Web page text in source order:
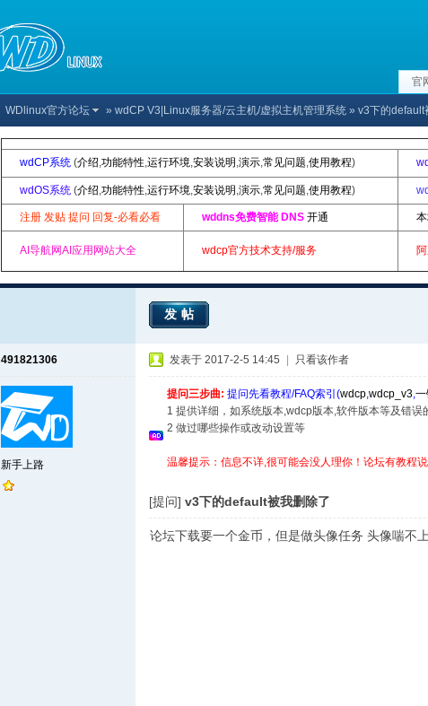
官
WDlinux官方论坛 » wdCP V3|Linux服务器/云主机/虚拟主机管理系统 » v3下的default
wdCP系统 (介绍,功能特性,运行环境,安装说明 ,演示,常见问题,使用教程)
wdOS系统 (介绍,功能特性,运行环境,安装说明 ,演示,常见问题,使用教程)
注册 发贴 提问 回复-必看必看 wddns免费智能 DNS 开通
AI导航网AI应用网站大全 wdcp官方技术支持/服务
发帖
491821306
新手上路
发表于 2017-2-5 14:45 只看该作者
提问三步曲: 提问先看教程/FAQ索引(wdcp,wdcp_v3,
1 提供详细，如系统版本,wdcp版本,软件版本等及错
2 做过哪些操作或改动设置等
温馨提示：信息不详,很可能会没人理你！论坛有教程
[提问] v3下的default被我删除了
论坛下载要一个金币，但是做头像任务 头像喘不